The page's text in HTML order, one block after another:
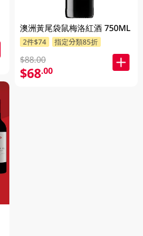
澳洲黃尾袋鼠梅洛紅酒 750ML
2件$74 指定分類85折
$88.00
$68.00